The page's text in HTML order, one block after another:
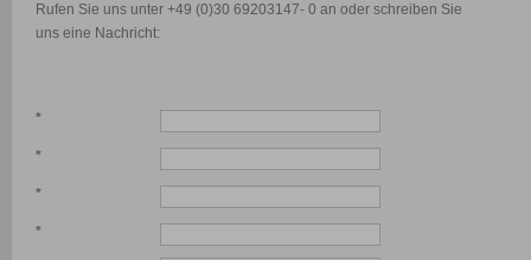
Rufen Sie uns unter +49 (0)30 69203147- 0 an oder schreiben Sie
uns eine Nachricht:
*
*
*
*